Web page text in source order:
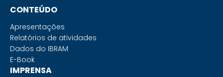
CONTEÚDO
Apresentações
Relatórios de atividades
Dados do IBRAM
E-Book
IMPRENSA